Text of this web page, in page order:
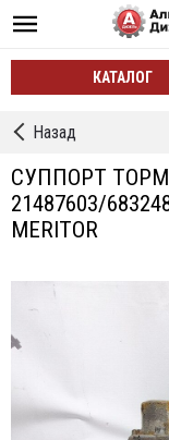
КАТАЛОГ
←Назад
СУППОРТ
21487603/
MERITOR